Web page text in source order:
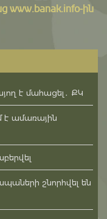
www.banak.info-ին
է մահացել․ ՔԿ
է ամառային
շնորհվել են